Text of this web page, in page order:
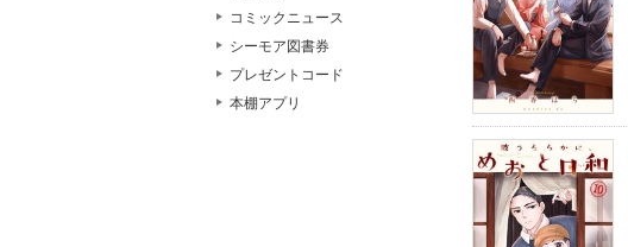
コミックニュース
シーモア図書券
プレゼントコード
本棚アプリ